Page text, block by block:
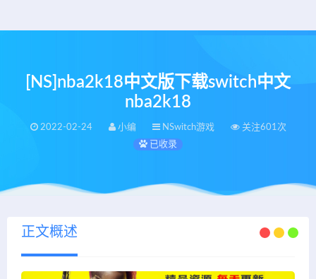
[NS]nba2k18中文版下载switch中文
nba2k18
2022-02-24 小编 NSwitch游戏
关注601次
已收录
正文概述